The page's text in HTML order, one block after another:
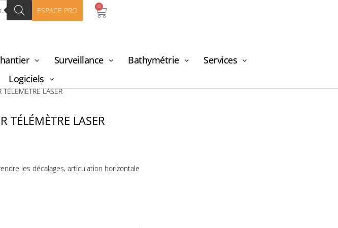
ESPACE PRO 0
Surveillance Bathymétrie
Services
Logiciels
LASER
TÉLÉMÈTRE LASER
les décalages, articulation horizontale